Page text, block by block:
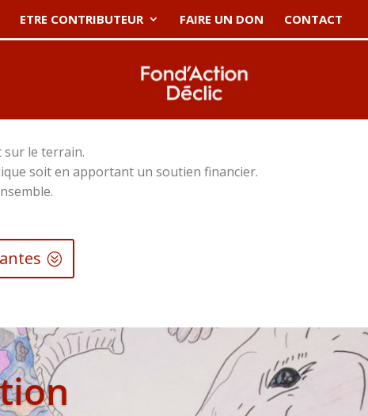
ETRE CONTRIBUTEUR FAIRE UN DON CONTACT
sur le terrain.
soit en apportant un soutien financier.